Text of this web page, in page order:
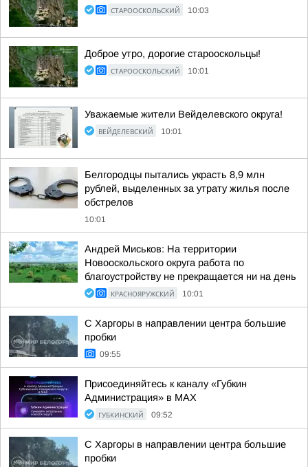
СТАРООСКОЛЬСКИЙ 10:03
Доброе утро, дорогие старооскольцы!
СТАРООСКОЛЬСКИЙ 10:01
Уважаемые жители Вейделевского округа!
ВЕЙДЕЛЕВСКИЙ 10:01
Белгородцы пытались украсть 8,9 млн
рублей, выделенных за утрату жилья после
обстрелов
10:01
Андрей Миськов: На территории
Новооскольского округа работа по
благоустройству не прекращается ни на день
КРАСНОЯРУЖСКИЙ 10:01
С Харгоры в направлении центра большие
пробки
09:55
Присоединяйтесь к каналу «Губкин
Администрация» в МАХ
ГУБКИНСКИЙ 09:52
С Харгоры в направлении центра большие
пробки